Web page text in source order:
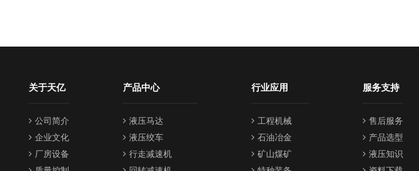
关于天亿
公司简介
企业文化
厂房设备
产品中心
液压马达
液压绞车
行走减速机
行业应用
工程机械
石油冶金
矿山煤矿
服务支持
售后服务
产品选型
液压知识